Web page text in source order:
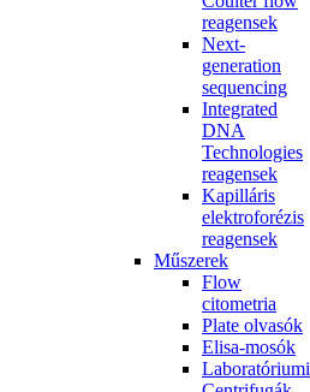
reagensek
Next-
generation
sequencing
Integrated
DNA
Technologies
reagensek
Kapilláris
elektroforézis
reagensek
Műszerek
Flow
citometria
Plate olvasók
Elisa-mosók
Laboratóriumi